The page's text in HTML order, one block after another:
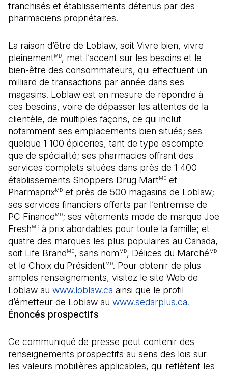
franchisés et établissements détenus par des
pharmaciens propriétaires.
La raison d’être de Loblaw, soit Vivre bien, vivre
pleinementMD, met l’accent sur les besoins et le
bien-être des consommateurs, qui effectuent un
milliard de transactions par année dans ses
magasins. Loblaw est en mesure de répondre à
ces besoins, voire de dépasser les attentes de la
clientèle, de multiples façons, ce qui inclut
notamment ses emplacements bien situés; ses
quelque 1 100 épiceries, tant de type escompte
que de spécialité; ses pharmacies offrant des
services complets situées dans près de 1 400
établissements Shoppers Drug MartMD et
PharmaprixMD et près de 500 magasins de Loblaw;
ses services financiers offerts par l’entremise de
PC FinanceMD; ses vêtements mode de marque Joe
FreshMD à prix abordables pour toute la famille; et
quatre des marques les plus populaires au Canada,
soit Life BrandMD, sans nomMD, Délices du MarchéMD
et le Choix du PrésidentMD. Pour obtenir de plus
amples renseignements, visitez le site Web de
Loblaw au www.loblaw.ca (Il s'ouvre dans un nouvel
ainsi que le profil
d’émetteur de Loblaw au www.sedarplus.ca.
Énoncés prospectifs
Ce communiqué de presse peut contenir des
renseignements prospectifs au sens des lois sur
les valeurs mobilières applicables, qui reflètent les